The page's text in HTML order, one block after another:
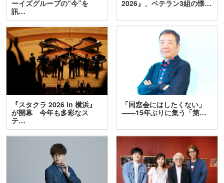
ーイズグループの“今”を
訊…
2026』、ベテラン3組の懐…
『スタクラ 2026 in 横浜』
が開幕 今年も多彩なス
テ…
「同窓会にはしたくない」
――15年ぶりに集う「第…